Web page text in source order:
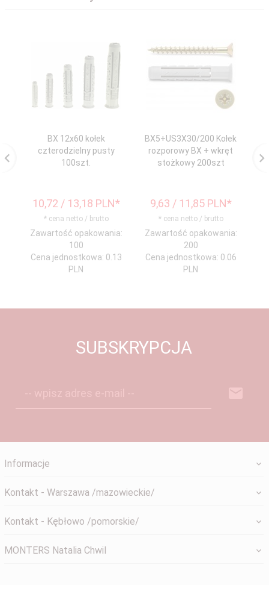
BX 12x60 kołek
czterodzielny pusty
100szt.
10,72 / 13,18 PLN*
* cena netto / brutto
Zawartość opakowania:
100
Cena jednostkowa: 0.13
PLN
BX5+US3X30/200 Kołek
rozporowy BX + wkręt
stożkowy 200szt
9,63 / 11,85 PLN*
* cena netto / brutto
Zawartość opakowania:
200
Cena jednostkowa: 0.06
PLN
SUBSKRYPCJA
Informacje
Kontakt - Warszawa /mazowieckie/
Kontakt - Kębłowo /pomorskie/
MONTERS Natalia Chwil